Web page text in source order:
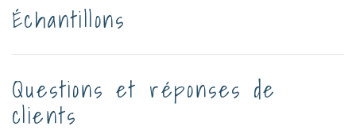
Échantillons
Questions et réponses de
clients